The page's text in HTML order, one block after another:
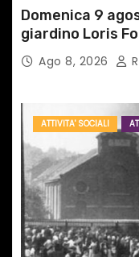
Domenica 9
giardino Loris
TAIPEIAgo 8, 2026
ATTIVITA' SOCIALI